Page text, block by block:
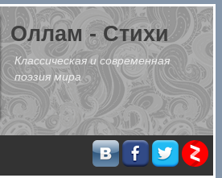
Оллам - Стихи
Классическая и современная
поэзия мира